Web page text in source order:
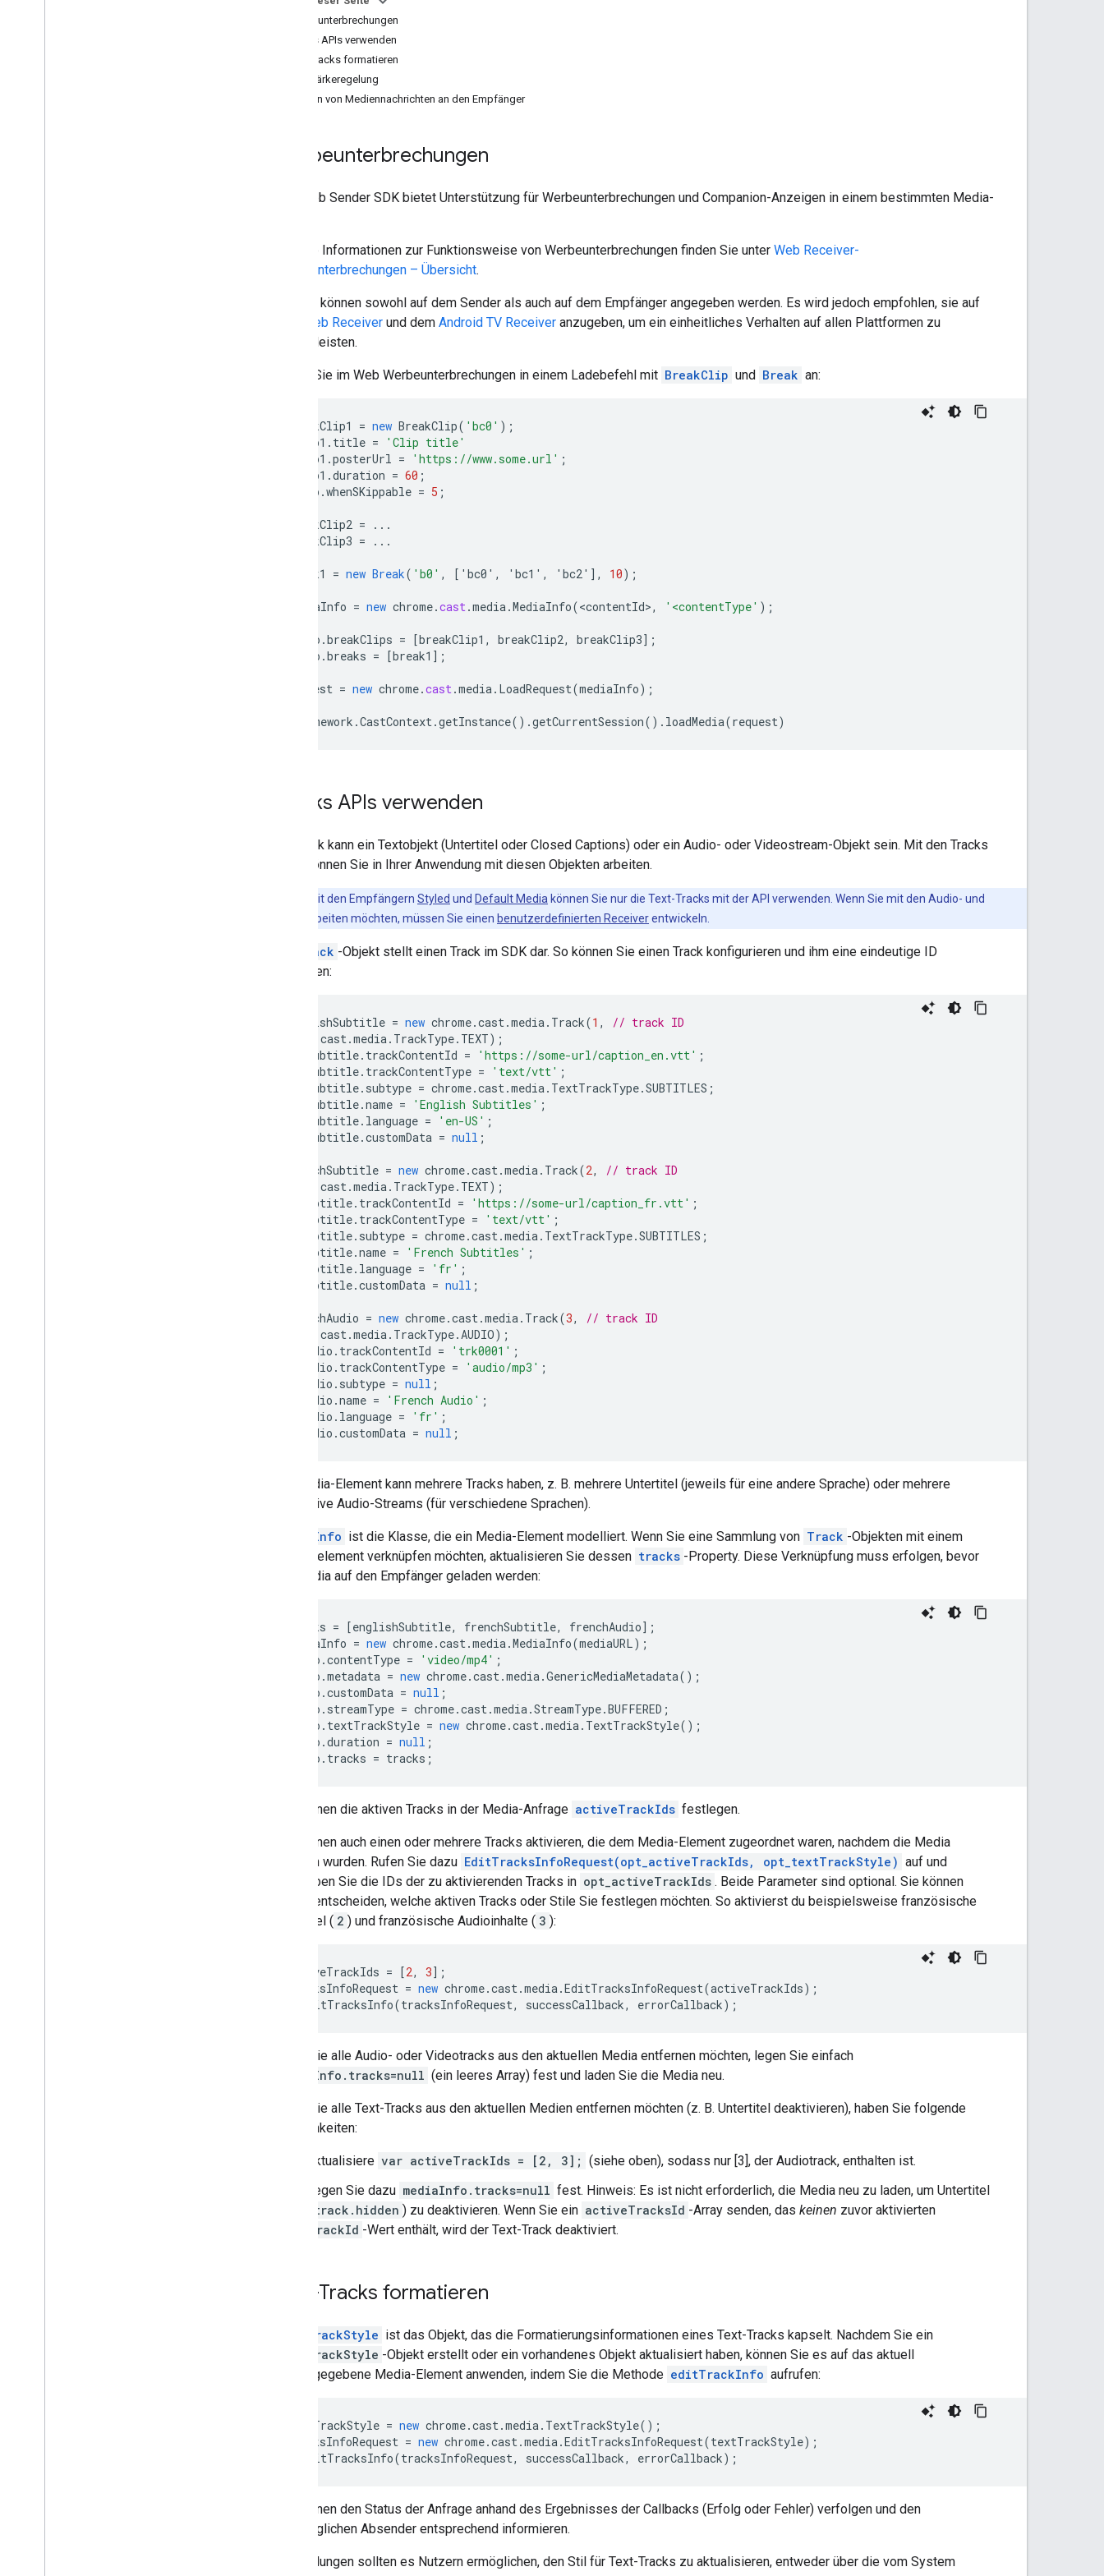
Werbeunterbrechungen
Tracks APIs verwenden
Text-Tracks formatieren
Lautstärkeregelung
Senden von Mediennachrichten an den Empfänger
Werbeunterbrechungen
Das Web Sender SDK bietet Unterstützung für Werbeunterbrechungen und Companion-Anzeigen in einem bestimmten Media-
Weitere Informationen zur Funktionsweise von Werbeunterbrechungen finden Sie unter Web Receiver-
Werbeunterbrechungen – Übersicht.
Pausen können sowohl auf dem Sender als auch auf dem Empfänger angegeben werden. Es wird jedoch empfohlen, sie auf
Web Receiver und dem Android TV Receiver anzugeben, um ein einheitliches Verhalten auf allen Plattformen zu
gewährleisten.
Geben Sie im Web Werbeunterbrechungen in einem Ladebefehl mit BreakClip und Break an:
breakClip1 = new BreakClip( 'bc0' );
breakClip1 . title =
'Clip title'
breakClip1 .posterUrl = 'https://www.some.url' ;
breakClip1 .duration = 60 ;
breakClip .whenSKippable = 5 ;
breakClip2 =
...
breakClip3 = ...
break1 = new Break( 'b0' , [ 'bc0', 'bc1', 'bc2' ] , 10);
mediaInfo = new chrome.cast.media.MediaInfo(<contentId>, '<contentType' );
mediaInfo .breakClips = [breakClip1, breakClip2, breakClip3] ;
mediaInfo .breaks = [break1 ] ;
request = new chrome.cast.media. LoadRequest(mediaInfo);
framework .CastContext.getInstance().getCurrentSession(). loadMedia(request)
Tracks APIs verwenden
Ein Track kann ein Textobjekt (Untertitel oder Closed Captions) oder ein Audio- oder Videostream-Objekt sein. Mit den Tracks
APIs können Sie in Ihrer Anwendung mit diesen Objekten arbeiten.
:Mit den Empfängern Styled und Default Media können Sie nur die Text-Tracks mit der API verwenden. Wenn Sie mit den Audio- und
Videotracks arbeiten möchten, müssen Sie einen benutzerdefinierten Receiverentwickeln.
Track -Objekt stellt einen Track im SDK dar. So können Sie einen Track konfigurieren und ihm eine eindeutige ID
zuweisen:
englishSubtitle = new chrome.cast.media. Track(1 ,
// track ID
cast.media. TrackType. TEXT);
englishSubtitle. trackContentId = 'https://some-url/caption_en.vtt' ;
englishSubtitle. trackContentType = 'text/vtt' ;
englishSubtitle. subtype = chrome.cast.media. TextTrackType.SUBTITLES ;
englishSubtitle.name = 'English Subtitles' ;
englishSubtitle. language = 'en-US' ;
englishSubtitle.customData = null ;
frenchSubtitle = new chrome.cast.media. Track(2,
// track ID
cast.media. TrackType. TEXT);
frenchSubtitle. trackContentId = 'https://some-url/caption_fr.vtt' ;
frenchSubtitle. trackContentType = 'text/vtt' ;
frenchSubtitle. subtype = chrome.cast.media. TextTrackType.SUBTITLES ;
frenchSubtitle.name = 'French Subtitles' ;
frenchSubtitle. language = 'fr' ;
frenchSubtitle.customData = null ;
frenchAudio = new chrome.cast.media. Track(3,
// track ID
cast.media. TrackType.AUDIO);
frenchAudio . trackContentId = 'trk0001' ;
frenchAudio . trackContentType = 'audio/mp3' ;
frenchAudio . subtype = null ;
frenchAudio .name = 'French Audio' ;
frenchAudio . language = 'fr' ;
frenchAudio .customData = null ;
Ein Media-Element kann mehrere Tracks haben, z. B. mehrere Untertitel (jeweils für eine andere Sprache) oder mehrere
alternative Audio-Streams (für verschiedene Sprachen).
MediaInfo ist die Klasse, die ein Media-Element modelliert. Wenn Sie eine Sammlung von Track -Objekten mit einem
Medienelement verknüpfen möchten, aktualisieren Sie dessen tracks -Property. Diese Verknüpfung muss erfolgen, bevor
die Media auf den Empfänger geladen werden:
tracks = [englishSubtitle, frenchSubtitle, frenchAudio];
mediaInfo = new chrome.cast.media.MediaInfo(mediaURL);
mediaInfo .contentType = 'video/mp4' ;
mediaInfo .metadata = new chrome.cast.media.GenericMediaMetadata();
mediaInfo .customData = null ;
mediaInfo . streamType = chrome.cast.media.StreamType.BUFFERED ;
mediaInfo . textTrackStyle = new chrome.cast.media. TextTrackStyle();
mediaInfo .duration = null ;
mediaInfo . tracks = tracks ;
Sie können die aktiven Tracks in der Media-Anfrage activeTrackIds festlegen.
Sie können auch einen oder mehrere Tracks aktivieren, die dem Media-Element zugeordnet waren, nachdem die Media
geladen wurden. Rufen Sie dazu EditTracksInfoRequest(opt_activeTrackIds, opt_textTrackStyle) auf und
übergeben Sie die IDs der zu aktivierenden Tracks in opt_activeTrackIds . Beide Parameter sind optional. Sie können
selbst entscheiden, welche aktiven Tracks oder Stile Sie festlegen möchten. So aktivierst du beispielsweise französische
Untertitel ( 2 ) und französische Audioinhalte ( 3 ):
activeTrackIds = [2, 3];
tracksInfoRequest = new chrome.cast.media.EditTracksInfoRequest(activeTrackIds);
editTracksInfo(tracksInfoRequest, successCallback, errorCallback);
Wenn Sie alle Audio- oder Videotracks aus den aktuellen Media entfernen möchten, legen Sie einfach
mediaInfo.tracks=null (ein leeres Array) fest und laden Sie die Media neu.
Wenn Sie alle Text-Tracks aus den aktuellen Medien entfernen möchten (z. B. Untertitel deaktivieren), haben Sie folgende
Möglichkeiten:
Aktualisiere var activeTrackIds = [2, 3]; (siehe oben), sodass nur [3], der Audiotrack, enthalten ist.
Legen Sie dazu mediaInfo.tracks=null fest. Hinweis: Es ist nicht erforderlich, die Media neu zu laden, um Untertitel
track.hidden ) zu deaktivieren. Wenn Sie ein activeTracksId -Array senden, das keinen zuvor aktivierten
trackId -Wert enthält, wird der Text-Track deaktiviert.
Text-Tracks formatieren
TextTrackStyle ist das Objekt, das die Formatierungsinformationen eines Text-Tracks kapselt. Nachdem Sie ein
TextTrackStyle -Objekt erstellt oder ein vorhandenes Objekt aktualisiert haben, können Sie es auf das aktuell
wiedergegebene Media-Element anwenden, indem Sie die Methode editTrackInfo aufrufen:
textTrackStyle = new chrome.cast.media. TextTrackStyle();
tracksInfoRequest = new chrome.cast.media.EditTracksInfoRequest(textTrackStyle);
editTracksInfo(tracksInfoRequest, successCallback, errorCallback);
Sie können den Status der Anfrage anhand des Ergebnisses der Callbacks (Erfolg oder Fehler) verfolgen und den
ursprünglichen Absender entsprechend informieren.
Anwendungen sollten es Nutzern ermöglichen, den Stil für Text-Tracks zu aktualisieren, entweder über die vom System